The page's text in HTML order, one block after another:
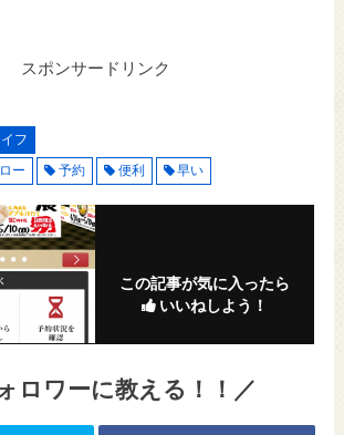
スポンサードリンク
フ
ー 予約 便利 早い
この記事が気に入ったら
いいねしよう！
ロワーに教える！！／